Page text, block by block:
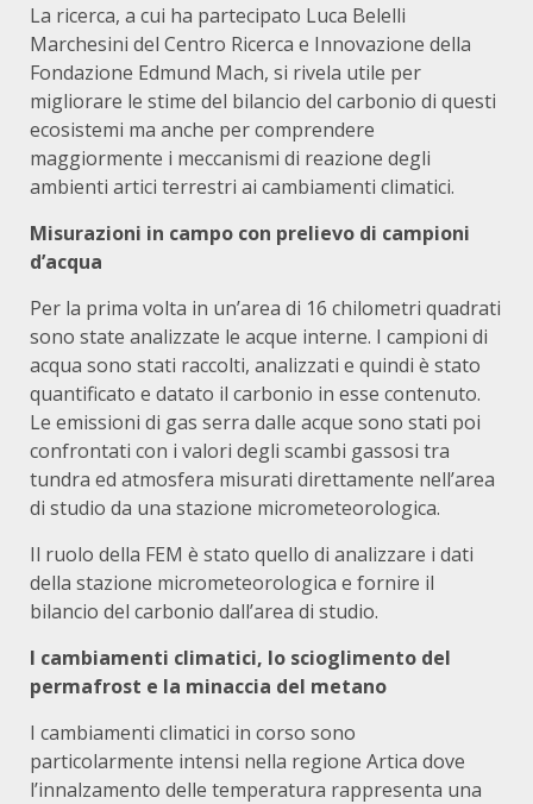
La ricerca, a cui ha partecipato Luca Belelli
Marchesini del Centro Ricerca e Innovazione della
Fondazione Edmund Mach, si rivela utile per
migliorare le stime del bilancio del carbonio di questi
ecosistemi ma anche per comprendere
maggiormente i meccanismi di reazione degli
ambienti artici terrestri ai cambiamenti climatici.
Misurazioni in campo con prelievo di campioni
d’acqua
Per la prima volta in un’area di 16 chilometri quadrati
sono state analizzate le acque interne. I campioni di
acqua sono stati raccolti, analizzati e quindi è stato
quantificato e datato il carbonio in esse contenuto.
Le emissioni di gas serra dalle acque sono stati poi
confrontati con i valori degli scambi gassosi tra
tundra ed atmosfera misurati direttamente nell’area
di studio da una stazione micrometeorologica.
Il ruolo della FEM è stato quello di analizzare i dati
della stazione micrometeorologica e fornire il
bilancio del carbonio dall’area di studio.
I cambiamenti climatici, lo scioglimento del
permafrost e la minaccia del metano
I cambiamenti climatici in corso sono
particolarmente intensi nella regione Artica dove
l’innalzamento delle temperatura rappresenta una